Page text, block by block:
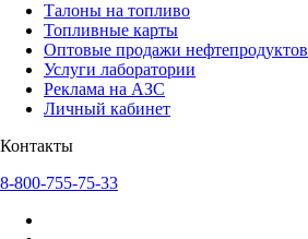
Талоны на топливо
Топливные карты
Оптовые продажи нефтепродуктов
Услуги лаборатории
Реклама на АЗС
Личный кабинет
Контакты
8-800-755-75-33